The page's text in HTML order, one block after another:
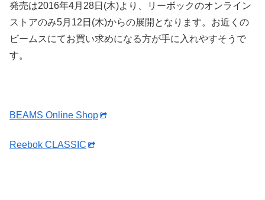
発売は2016年4月28日(木)より、リーボックのオンライン
ストアのみ5月12日(木)からの展開となります。お近くの
ビームスにてお買い求めになる方が手に入れやすそうで
す。
BEAMS Online Shop‎
Reebok CLASSIC